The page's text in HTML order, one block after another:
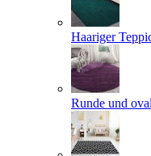
Haariger
Runde und